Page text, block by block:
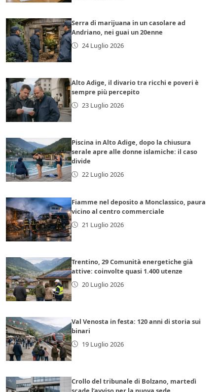
Serra di marijuana in un casolare ad
Andriano, nei guai un 20enne
24 Luglio 2026
Alto Adige, il divario tra ricchi e poveri è
sempre più percepito
23 Luglio 2026
Piscina in Alto Adige, dopo la chiusura
serale apre alle donne islamiche: il caso
divide
22 Luglio 2026
Fiamme nel deposito a Monclassico, paura
vicino al centro commerciale
21 Luglio 2026
Trentino, 29 Comunità energetiche già
attive: coinvolte quasi 1.400 utenze
20 Luglio 2026
Val Venosta in festa: 120 anni di storia sui
binari
19 Luglio 2026
Crollo del tribunale di Bolzano, martedì